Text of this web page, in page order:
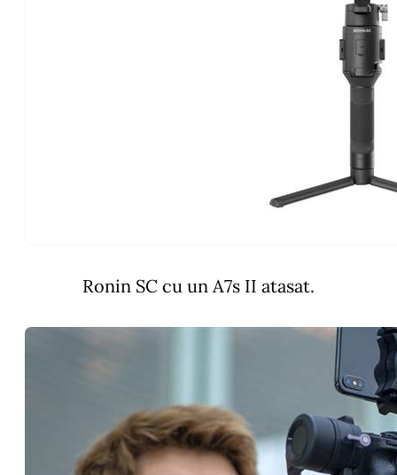
Ronin SC cu un A7s II atasat.